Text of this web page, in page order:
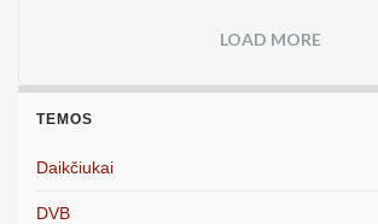
LOAD MORE
TEMOS
Daikčiukai
DVB